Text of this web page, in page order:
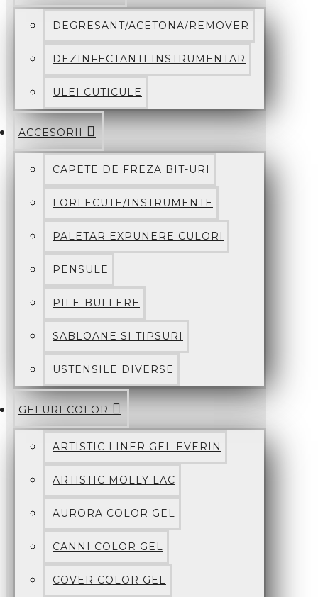
DEGRESANT/ACETONA/REMOVER
DEZINFECTANTI INSTRUMENTAR
ULEI CUTICULE
ACCESORII
CAPETE DE FREZA BIT-URI
FORFECUTE/INSTRUMENTE
PALETAR EXPUNERE CULORI
PENSULE
PILE-BUFFERE
SABLOANE SI TIPSURI
USTENSILE DIVERSE
GELURI COLOR
ARTISTIC LINER GEL EVERIN
ARTISTIC MOLLY LAC
AURORA COLOR GEL
CANNI COLOR GEL
COVER COLOR GEL